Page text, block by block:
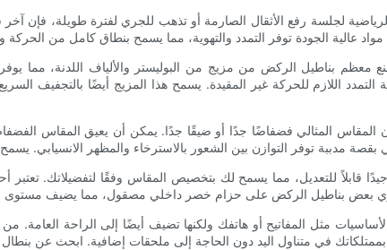
لجلسة رفع الأثقال الصارمة أو تذهب للجري لفترة طويلة، فإن
بناطيل الركض من مزيج من البوليستر والألياف اللدنة، مما
التمدد اللازم للحركة غير المقيدة. يسمح هذا المزيج أيضًا بالتجفيف
المقاس المثالي فضفاضًا جدًا أو ضيقًا جدًا. يمكن أن يعيق المقاس
للتعديل، مما يسمح لك بتخصيص المقاس وفقًا لتفضيلاتك. تعتبر
مثل المفاتيح أو هاتفك ولكنها تضيف أيضًا إلى الراحة العامة.